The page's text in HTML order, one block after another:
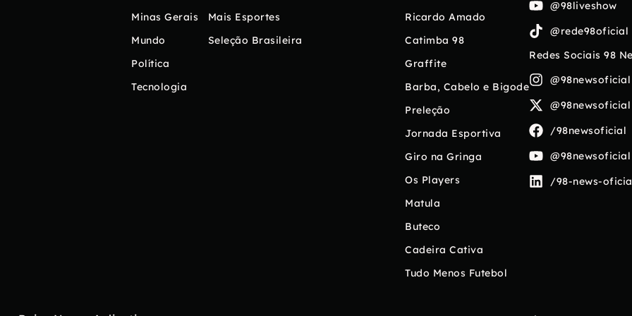
Minas Gerais
Mundo
Política
Tecnologia
Mais Esportes
Seleção Brasileira
Ricardo Amado
Catimba 98
Graffite
Barba, Cabelo e Bigode
Preleção
Jornada Esportiva
Giro na Gringa
Os Players
Matula
Buteco
Cadeira Cativa
Tudo Menos Futebol
@98liveshow
@rede98oficial
Redes Sociais 98
@98newsoficial
@98newsoficial
/98newsoficial
@98newsoficial
/98-news-